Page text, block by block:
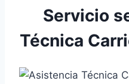
Servicio
Técnica